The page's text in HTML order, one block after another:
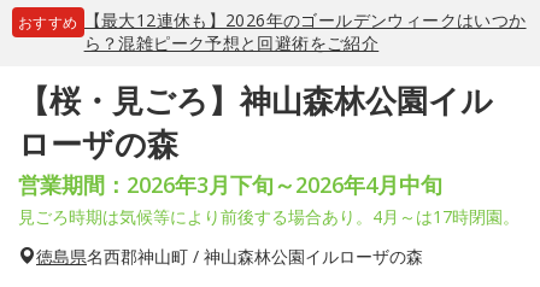
おすすめ
【最大12連休も】2026年のゴールデンウィークはいつか
ら？混雑ピーク予想と回避術をご紹介
【桜・見ごろ】神山森林公園イル
ローザの森
営業期間：2026年3月下旬～2026年4月中旬
見ごろ時期は気候等により前後する場合あり。4月～は17時閉園。
徳島県名西郡神山町 / 神山森林公園イルローザの森